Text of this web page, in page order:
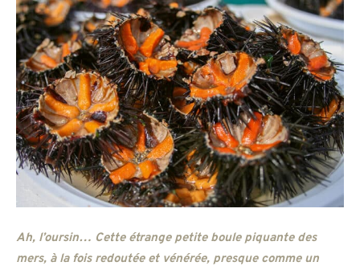
Ah, l’oursin… Cette étrange petite boule piquante des
mers, à la fois redoutée et vénérée, presque comme un